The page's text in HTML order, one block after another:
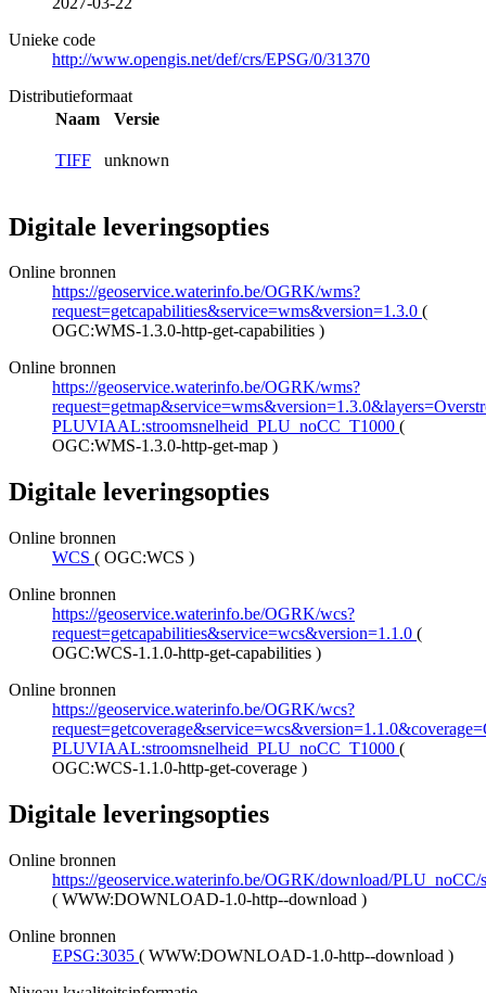
Unieke code
http://www.opengis.net/def/crs/EPSG/0/31370
Distributieformaat
Naam
Versie
TIFF unknown
Digitale leveringsopties
Online bronnen
https://geoservice.waterinfo.be/OGRK/wms?
request=getcapabilities&service=wms&version=1.3.0 (
OGC:WMS-1.3.0-http-get-capabilities )
Online bronnen
https://geoservice.waterinfo.be/OGRK/wms?
PLUVIAAL:stroomsnelheid_PLU_noCC_T1000 (
OGC:WMS-1.3.0-http-get-map )
Digitale leveringsopties
Online bronnen
WCS ( OGC:WCS )
Online bronnen
https://geoservice.waterinfo.be/OGRK/wcs?
request=getcapabilities&service=wcs&version=1.1.0 (
OGC:WCS-1.1.0-http-get-capabilities )
Online bronnen
https://geoservice.waterinfo.be/OGRK/wcs?
PLUVIAAL:stroomsnelheid_PLU_noCC_T1000 (
OGC:WCS-1.1.0-http-get-coverage )
Digitale leveringsopties
Online bronnen
https://geoservice.waterinfo.be/OGRK/download/
( WWW:DOWNLOAD-1.0-http--download )
Online bronnen
EPSG:3035 ( WWW:DOWNLOAD-1.0-http--download )